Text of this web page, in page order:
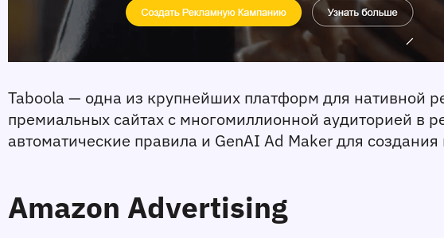
Taboola — одна из крупнейших платформ для нативной
премиальных сайтах с многомиллионной аудиторией в
автоматические правила и GenAI Ad Maker для
Amazon Advertising